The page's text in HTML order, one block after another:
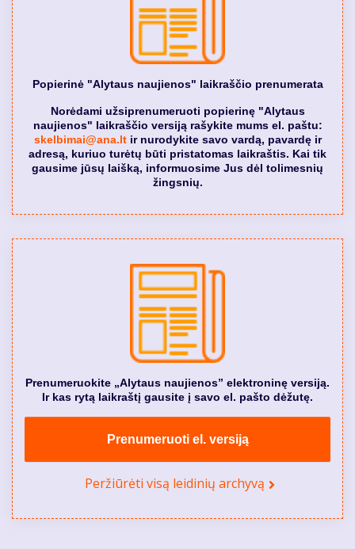
Popierinė "Alytaus naujienos" laikraščio prenumerata
Norėdami užsiprenumeruoti popierinę "Alytaus
naujienos" laikraščio versiją rašykite mums el. paštu:
skelbimai@ana.ltir nurodykite savo vardą, pavardę ir
adresą, kuriuo turėtų būti pristatomas laikraštis. Kai tik
gausime jūsų laišką, informuosime Jus dėl tolimesnių
žingsnių.
Prenumeruokite „Alytaus naujienos” elektroninę versiją.
Ir kas rytą laikraštį gausite į savo el. pašto dėžutę.
Prenumeruoti el. versiją
Peržiūrėti visą leidinių archyvą